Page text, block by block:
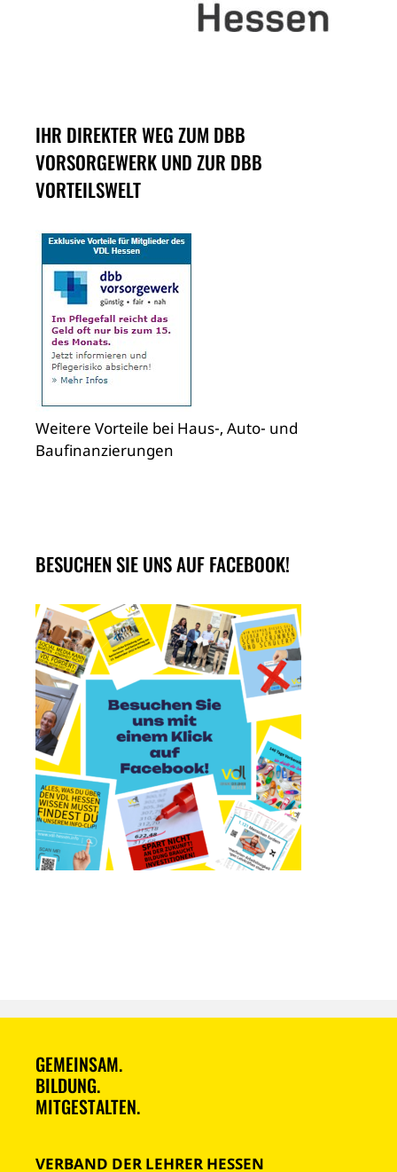
IHR DIREKTER WEG ZUM DBB
VORSORGEWERK UND ZUR DBB
VORTEILSWELT
Weitere Vorteile bei Haus-, Auto- und
Baufinanzierungen
BESUCHEN SIE UNS AUF FACEBOOK!
GEMEINSAM.
BILDUNG.
MITGESTALTEN.
VERBAND DER LEHRER HESSEN